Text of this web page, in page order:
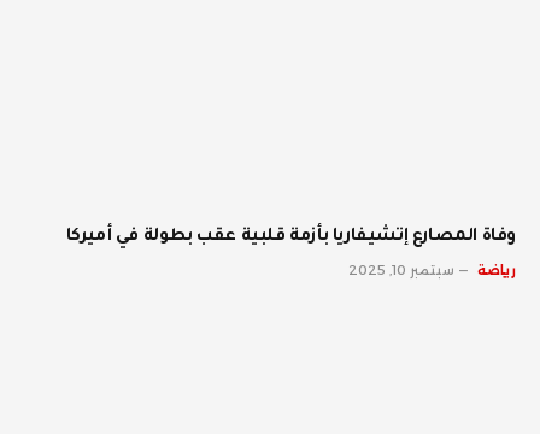
وفاة المصارع إتشيفاريا بأزمة قلبية عقب بطولة في أميركا
رياضة سبتمبر 10, 2025